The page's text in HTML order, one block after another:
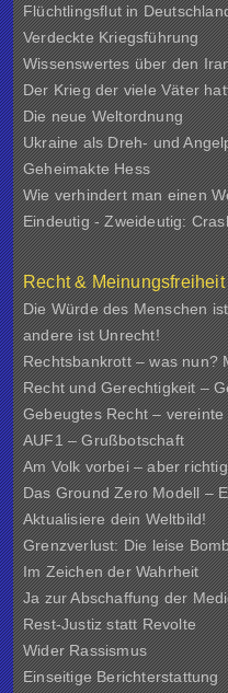
Flüchtlingsflut in
Verdeckte Kriegsführung
Wissenswertes über den
Der Krieg der viele Väter
Die neue Weltordnung
Ukraine als Dreh- und
Geheimakte Hess
Wie verhindert man einen
Eindeutig - Zweideutig:
Recht & Meinungsfreiheit
Die Würde des Menschen
andere ist Unrecht!
Rechtsbankrott – was nun?
Recht und Gerechtigkeit –
Gebeugtes Recht – vereinte
AUF1 – Grußbotschaft
Am Volk vorbei – aber
Das Ground Zero Modell –
Aktualisiere dein Weltbild!
Grenzverlust: Die leise
Im Zeichen der Wahrheit
Ja zur Abschaffung der
Rest-Justiz statt Revolte
Wider Rassismus
Einseitige Berichterstattung